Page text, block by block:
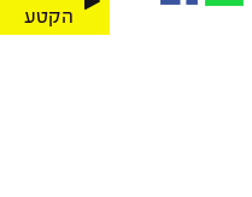
הקטע